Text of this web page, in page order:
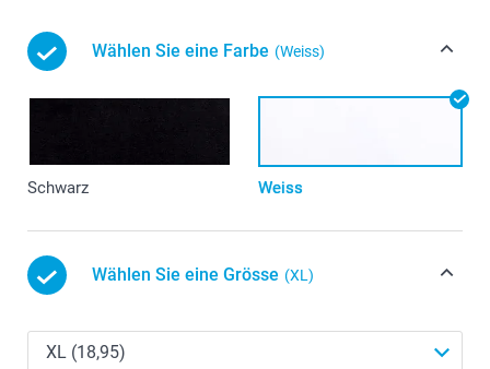
Wählen Sie eine Farbe (Weiss)
Schwarz Weiss
Wählen Sie eine Grösse (XL)